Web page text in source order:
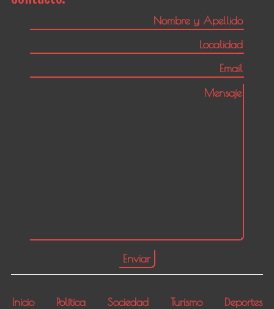
Inicio Política Sociedad Turismo
Deportes